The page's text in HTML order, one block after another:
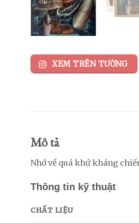
XEM TRÊN TƯỜNG
Mô tả
Nhớ về quá khứ kháng
Thông tin kỹ thuật
CHẤT LIỆU